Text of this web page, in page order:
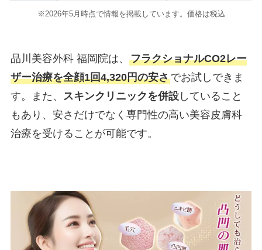
※2026年5月時点で情報を掲載しています。価格は税込
品川美容外科 福岡院は、 フラクショナルCO2レー
ザー治療を全顔1回4,320円の安さでお試しできま
す。また、 スキンクリニックを併設していること
もあり、安さだけでなく専門性の高い美容皮膚科
治療を受けることが可能です。